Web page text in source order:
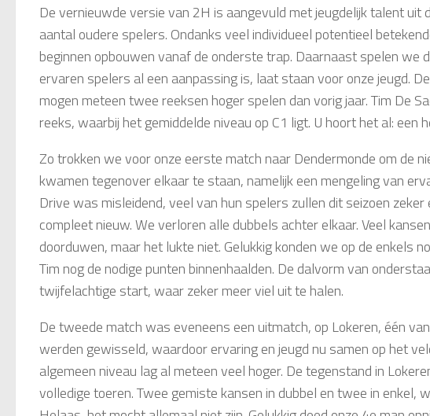
De vernieuwde versie van 2H is aangevuld met jeugdelijk talent uit
aantal oudere spelers. Ondanks veel individueel potentieel
beginnen opbouwen vanaf de onderste trap. Daarnaast spelen we
ervaren spelers al een aanpassing is, laat staan voor onze jeugd.
mogen meteen twee reeksen hoger spelen dan vorig jaar. Tim De
reeks, waarbij het gemiddelde niveau op C1 ligt. U hoort het al: een
Zo trokken we voor onze eerste match naar Dendermonde om de
kwamen tegenover elkaar te staan, namelijk een mengeling van
Drive was misleidend, veel van hun spelers zullen dit seizoen
compleet nieuw. We verloren alle dubbels achter elkaar. Veel
doorduwen, maar het lukte niet. Gelukkig konden we op de enkels
Tim nog de nodige punten binnenhaalden. De dalvorm van
twijfelachtige start, waar zeker meer viel uit te halen.
De tweede match was eveneens een uitmatch, op Lokeren, één
werden gewisseld, waardoor ervaring en jeugd nu samen op het
algemeen niveau lag al meteen veel hoger. De tegenstand in
volledige toeren. Twee gemiste kansen in dubbel en twee in